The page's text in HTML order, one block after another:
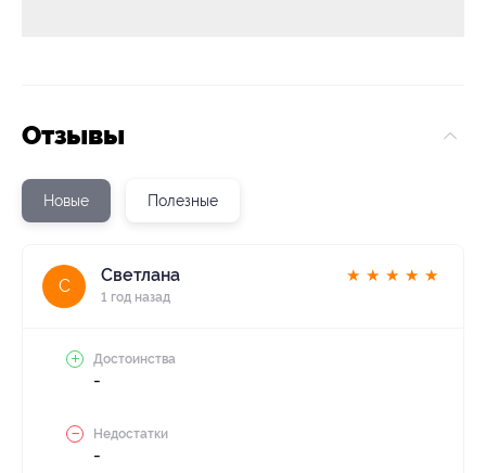
Отзывы
Новые Полезные
С
Светлана
1 год назад
★ ★ ★ ★ ★
Достоинства
-
Недостатки
-